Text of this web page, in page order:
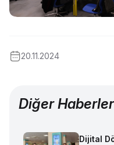
20.11.2024
Diğer Haberler
Dijital